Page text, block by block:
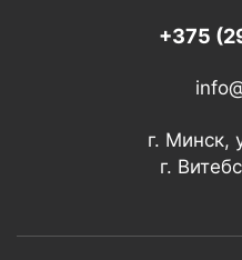
+375
г. Минск,
г.